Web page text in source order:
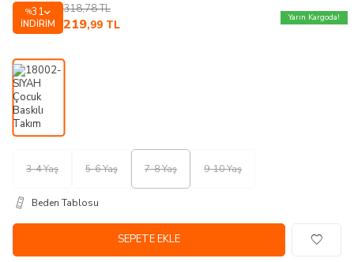
%31
İNDIRIM
318,78TL
219,99 TL
Yarın Kargoda!
3-4 Yaş 5-6 Yaş 7-8 Yaş 9-10 Yaş
Beden Tablosu
SEPETE EKLE